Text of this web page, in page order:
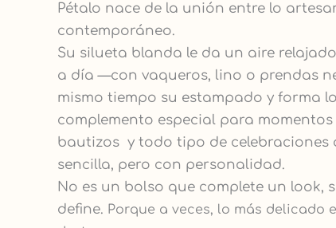
Pétalo nace de la unión entre lo
contemporáneo.
Su silueta blanda le da un aire
a día —con vaqueros, lino o prendas
mismo tiempo su estampado y forma
complemento especial para
bautizos y todo tipo de celebraciones
sencilla, pero con personalidad.
No es un bolso que complete un look,
define. Porque a veces, lo más delicado